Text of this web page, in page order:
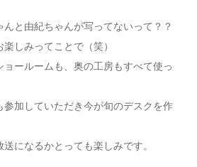
と由紀ちゃんが写ってないって？？
しみってことで（笑）
ールームも、奥の工房もすべて使っ
参加していただき今が旬のデスクを作
になるかとっても楽しみです。